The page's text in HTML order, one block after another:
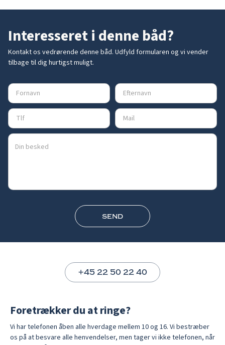
Interesseret i denne båd?
Kontakt os vedrørende denne båd. Udfyld formularen og vi vender
tilbage til dig hurtigst muligt.
send
+45 22 50 22 40
Foretrækker du at ringe?
Vi har telefonen åben alle hverdage mellem 10 og 16. Vi bestræber
os på at besvare alle henvendelser, men tager vi ikke telefonen, når